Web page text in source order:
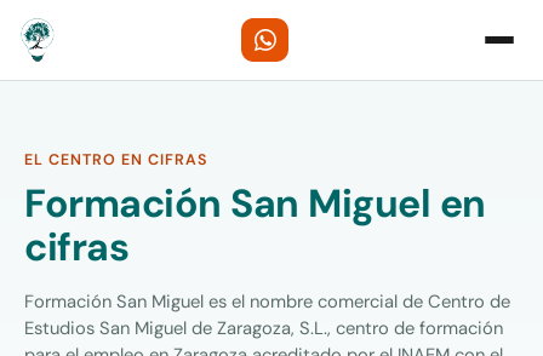
EL CENTRO EN CIFRAS
Formación San Miguel en
cifras
Formación San Miguel es el nombre comercial de Centro de
Estudios San Miguel de Zaragoza, S.L., centro de formación